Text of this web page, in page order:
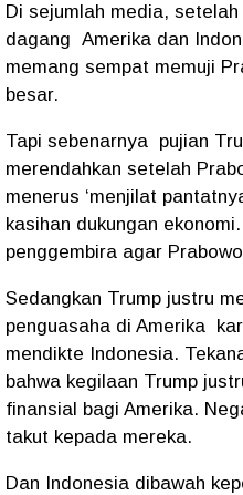
Di sejumlah media,
dagang Amerika dan
memang sempat memuji
besar.
Tapi sebenarnya pujian
merendahkan setelah
menerus ‘menjilat
kasihan dukungan
penggembira agar
Sedangkan Trump justru
penguasaha di Amerika
mendikte Indonesia.
bahwa kegilaan Trump
finansial bagi Amerika.
takut kepada mereka.
Dan Indonesia dibawah